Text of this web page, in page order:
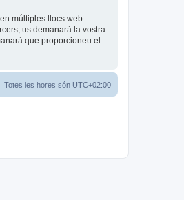
múltiples llocs web
us demanarà la vostra
que proporcioneu el
Totes les hores són UTC+02:00